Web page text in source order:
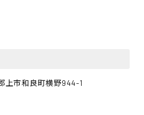
上市和良町横野944-1